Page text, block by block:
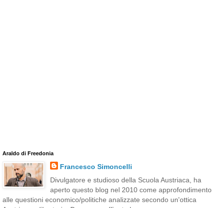
Araldo di Freedonia
Francesco Simoncelli
Divulgatore e studioso della Scuola Austriaca, ha
aperto questo blog nel 2010 come approfondimento
alle questioni economico/politiche analizzate secondo un'ottica